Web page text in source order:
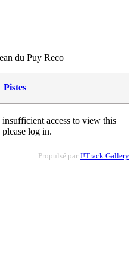
du Puy Reco
Pistes
access to view this
log in.
Propulsé par J!Track Gallery